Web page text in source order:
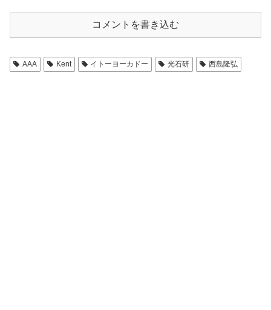
コメントを書き込む
AAA Kent イトーヨーカドー 光石研 西島隆弘